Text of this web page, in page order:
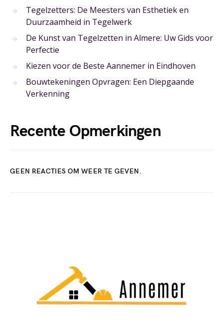
Tegelzetters: De Meesters van Esthetiek en
Duurzaamheid in Tegelwerk
De Kunst van Tegelzetten in Almere: Uw Gids voor
Perfectie
Kiezen voor de Beste Aannemer in Eindhoven
Bouwtekeningen Opvragen: Een Diepgaande
Verkenning
Recente Opmerkingen
GEEN REACTIES OM WEER TE GEVEN.